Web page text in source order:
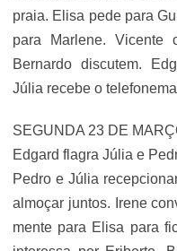
praia. Elisa pede para
para Marlene. Vicente
Bernardo discutem.
Júlia recebe o
SEGUNDA 23 DE
Edgard flagra Júlia e
Pedro e Júlia
almoçar juntos. Irene
mente para Elisa para